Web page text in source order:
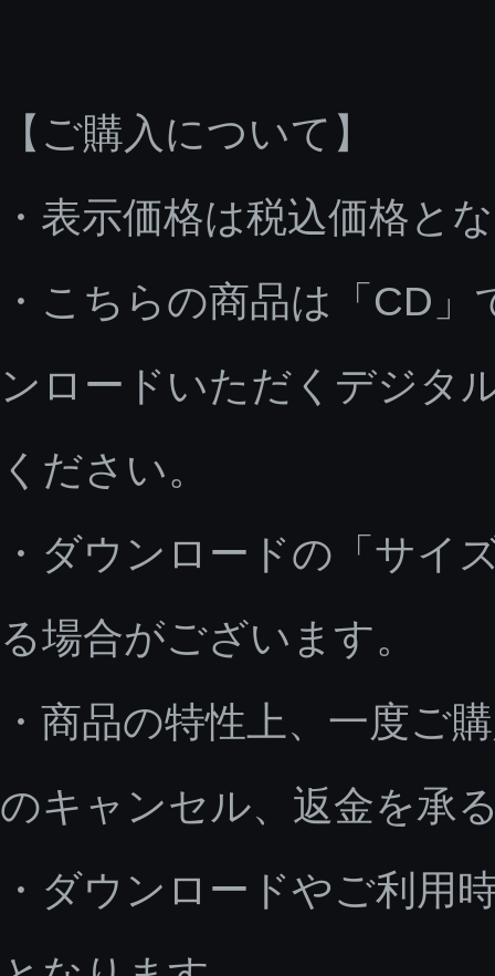
【ご購入について】
・表示価格は税込価格と
・こちらの商品は「CD
ンロードいただくデジタ
ください。
・ダウンロードの「サイ
る場合がございます。
・商品の特性上、一度ご
のキャンセル、返金を承
・ダウンロードやご利用